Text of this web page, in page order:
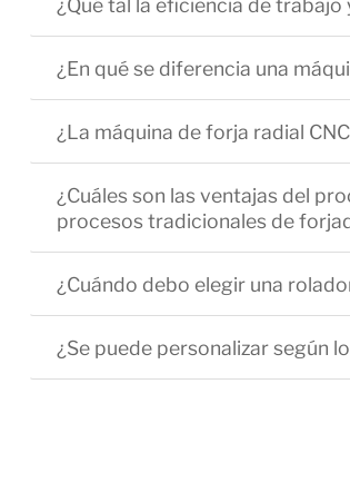
¿Qué tal la eficiencia de
¿En qué se diferencia una
¿La máquina de forja radial
¿Cuáles son las ventajas del
procesos tradicionales de
¿Cuándo debo elegir una
¿Se puede personalizar según